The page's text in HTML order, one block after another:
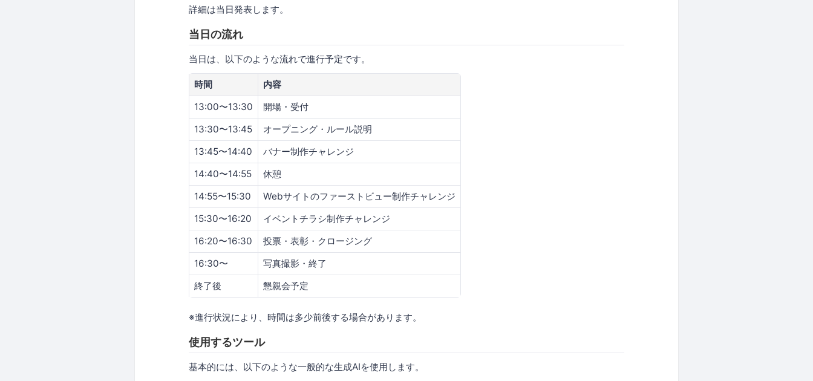
詳細は当日発表します。
当日の流れ
当日は、以下のような流れで進行予定です。
時間
内容
13:00〜13:30
開場・受付
13:30〜13:45
オープニング・ルール説明
13:45〜14:40
バナー制作チャレンジ
14:40〜14:55
休憩
14:55〜15:30
Webサイトのファーストビュー制作チャレンジ
15:30〜16:20
イベントチラシ制作チャレンジ
16:20〜16:30
投票・表彰・クロージング
16:30〜
写真撮影・終了
終了後
懇親会予定
※進行状況により、時間は多少前後する場合があります。
使用するツール
基本的には、以下のような一般的な生成AIを使用します。